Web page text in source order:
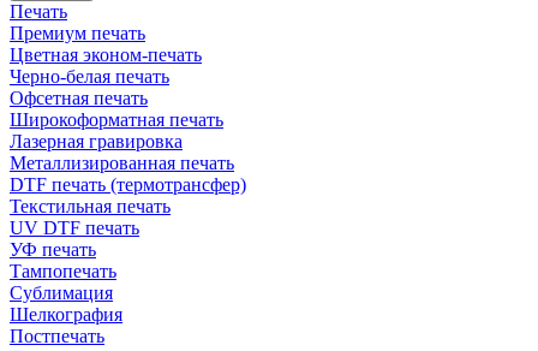
Печать
Премиум печать
Цветная эконом-печать
Черно-белая печать
Офсетная печать
Широкоформатная печать
Лазерная гравировка
Металлизированная печать
DTF печать (термотрансфер)
Текстильная печать
UV DTF печать
УФ печать
Тампопечать
Сублимация
Шелкография
Постпечать